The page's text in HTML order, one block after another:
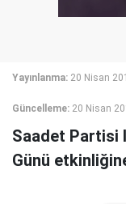
Yayınlanma: 20 Nisan
Güncelleme: 20 Nisan
Saadet Partisi
Günü